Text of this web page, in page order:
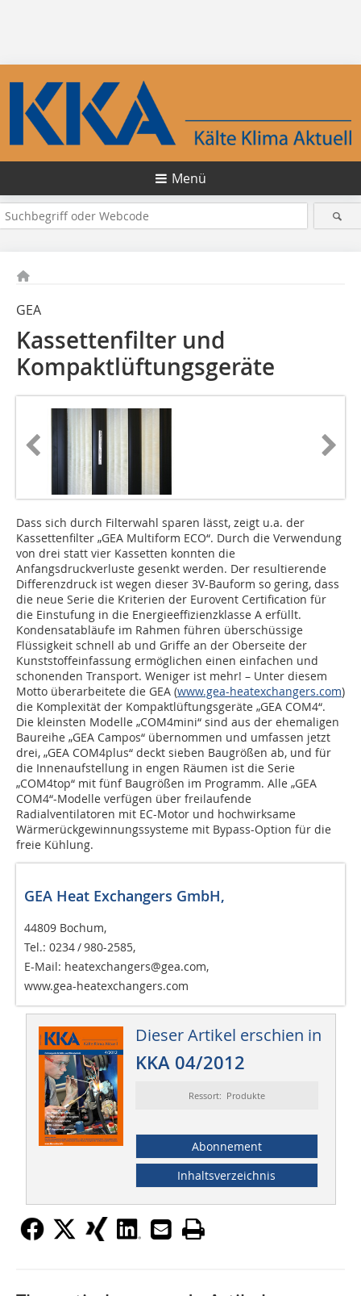
Menü
GEA
Kassettenfilter und
Kompaktlüftungsgeräte
Dass sich durch Filterwahl sparen lässt, zeigt u.a. der
Kassettenfilter „GEA Multiform ECO“. Durch die Verwendung
von drei statt vier Kassetten konnten die
Anfangsdruckverluste gesenkt werden. Der resultierende
Differenzdruck ist wegen dieser 3V-Bauform so gering, dass
die neue Serie die Kriterien der Eurovent Certification für
die Einstufung in die Energieeffizienzklasse A erfüllt.
Kondensatabläufe im Rahmen führen überschüssige
Flüssigkeit schnell ab und Griffe an der Oberseite der
Kunststoffeinfassung ermöglichen einen einfachen und
schonenden Transport. Weniger ist mehr! – Unter diesem
Motto überarbeitete die GEA (www.gea-heatexchangers.com)
die Komplexität der Kompaktlüftungsgeräte „GEA COM4“.
Die kleinsten Modelle „COM4mini“ sind aus der ehemaligen
Baureihe „GEA Campos“ übernommen und umfassen jetzt
drei, „GEA COM4plus“ deckt sieben Baugrößen ab, und für
die Innenaufstellung in engen Räumen ist die Serie
„COM4top“ mit fünf Baugrößen im Programm. Alle „GEA
COM4“-Modelle verfügen über freilaufende
Radialventilatoren mit EC-Motor und hochwirksame
Wärmerückgewinnungssysteme mit Bypass-Option für die
freie Kühlung.
GEA Heat Exchangers GmbH,
44809 Bochum,
Tel.: 0234 / 980-2585,
E-Mail: heatexchangers@gea.com,
www.gea-heatexchangers.com
Dieser Artikel erschien in
KKA 04/2012
Ressort: Produkte
Abonnement
Inhaltsverzeichnis